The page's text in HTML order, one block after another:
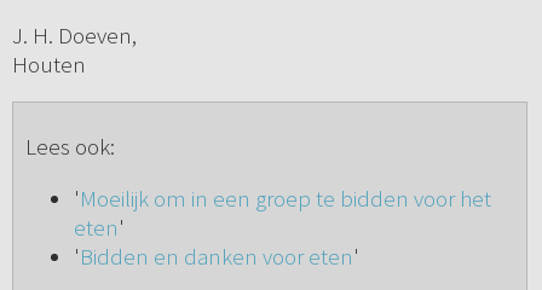
J. H. Doeven,
Houten
Lees ook:
'Moeilijk om in een groep te bidden voor het
eten'
'Bidden en danken voor eten'